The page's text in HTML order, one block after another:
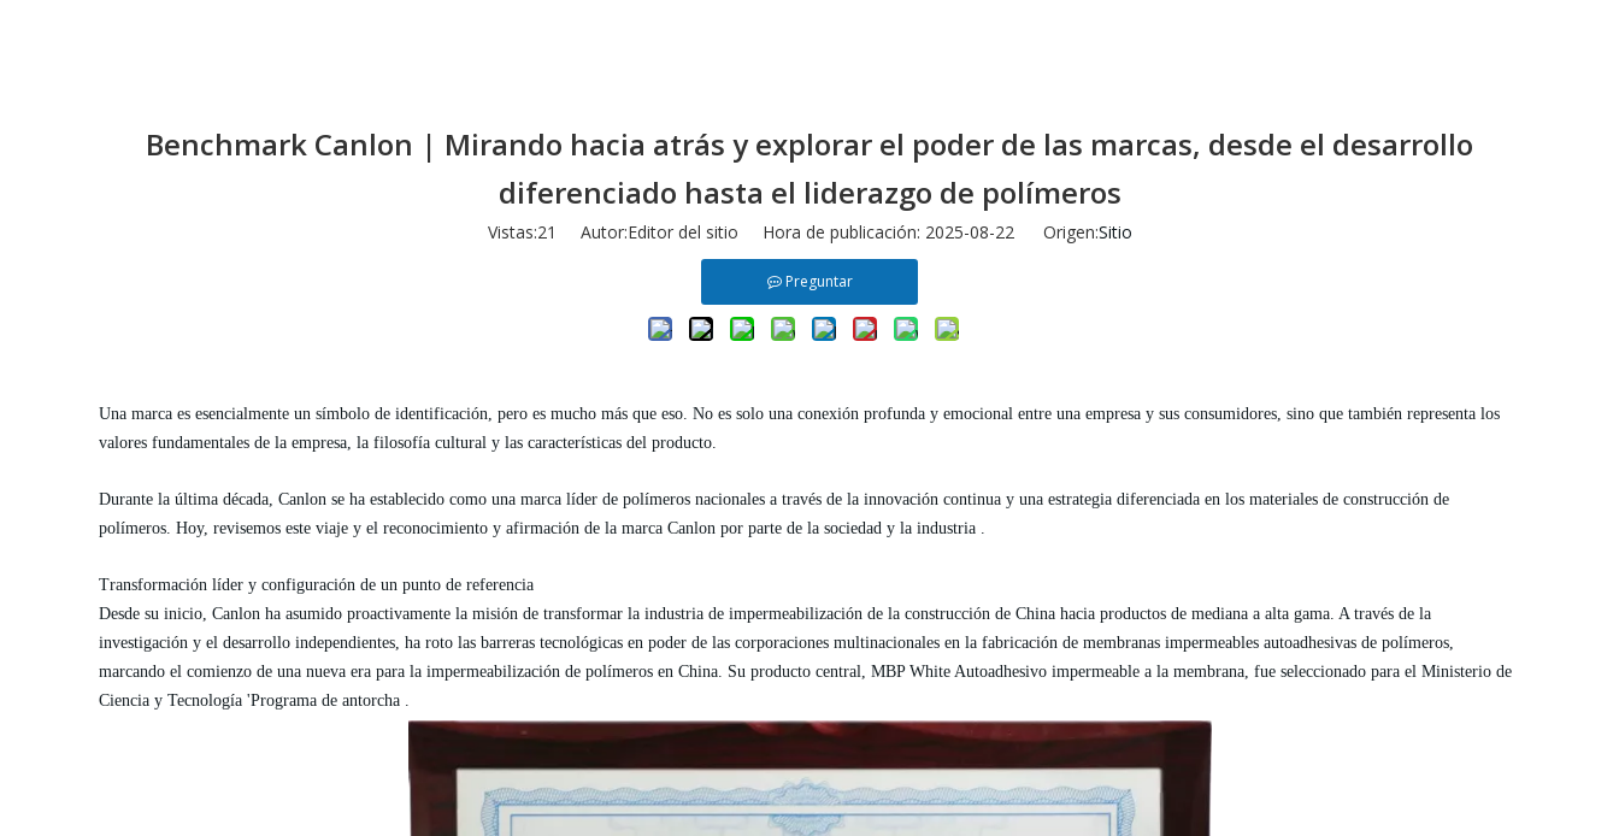
Benchmark Canlon | Mirando hacia atrás y explorar el poder de las marcas, desde el desarrollo
diferenciado hasta el liderazgo de polímeros
Vistas:21 Autor:Editor del sitio Hora de publicación: 2025-08-22 Origen:Sitio
Preguntar
Una marca es esencialmente un símbolo de identificación, pero es mucho más que eso. No es solo una conexión profunda y emocional entre una empresa y sus consumidores, sino que también representa los
valores fundamentales de la empresa, la filosofía cultural y las características del producto.
Durante la última década, Canlon se ha establecido como una marca líder de polímeros nacionales a través de la innovación continua y una estrategia diferenciada en los materiales de construcción de
polímeros. Hoy, revisemos este viaje y el reconocimiento y afirmación de la marca Canlon por parte de la sociedad y la industria .
Transformación líder y configuración de un punto de referencia
Desde su inicio, Canlon ha asumido proactivamente la misión de transformar la industria de impermeabilización de la construcción de China hacia productos de mediana a alta gama. A través de la
investigación y el desarrollo independientes, ha roto las barreras tecnológicas en poder de las corporaciones multinacionales en la fabricación de membranas impermeables autoadhesivas de polímeros,
marcando el comienzo de una nueva era para la impermeabilización de polímeros en China. Su producto central, MBP White Autoadhesivo impermeable a la membrana, fue seleccionado para el Ministerio de
Ciencia y Tecnología 'Programa de antorcha .